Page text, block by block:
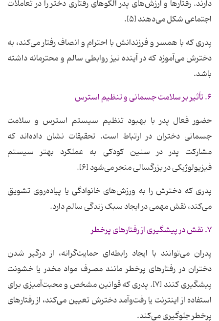
دارند. رفتارها و ارزش‌های پدر الگوهای رفتاری دختر را در تعاملات
اجتماعی شکل می‌دهند [۵].
پدری که با همسر و فرزندانش با احترام و انصاف رفتار می‌کند، به
دخترش می‌آموزد که در آینده نیز روابطی سالم و محترمانه داشته
باشد.
۶. تأثیر بر سلامت جسمانی و تنظیم استرس
حضور فعال پدر با بهبود تنظیم سیستم استرس و سلامت
جسمانی دختران در ارتباط است. تحقیقات نشان داده‌اند که
مشارکت پدر در سنین کودکی به عملکرد بهتر سیستم
فیزیولوژیکی در بزرگسالی منجر می‌شود [۶].
پدری که دخترش را به ورزش‌های خانوادگی یا پیاده‌روی تشویق
می‌کند، نقش مهمی در ایجاد سبک زندگی سالم دارد.
۷. نقش در پیشگیری از رفتارهای پرخطر
پدران می‌توانند با ایجاد رابطه‌ای حمایت‌گرانه، از درگیر شدن
دختران در رفتارهای پرخطر مانند مصرف مواد مخدر یا خشونت
پیشگیری کنند [۷]. پدری که قوانین مشخص و محبت‌آمیزی برای
استفاده از اینترنت یا رفت‌وآمد دخترش تعیین می‌کند، از رفتارهای
پرخطر جلوگیری می‌کند.